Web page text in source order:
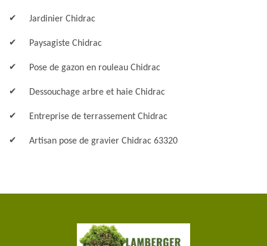
Jardinier Chidrac
Paysagiste Chidrac
Pose de gazon en rouleau Chidrac
Dessouchage arbre et haie Chidrac
Entreprise de terrassement Chidrac
Artisan pose de gravier Chidrac 63320